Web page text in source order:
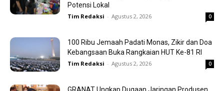
Potensi Lokal
Tim Redaksi - Agustus 2, 2026 0
100 Ribu Jemaah Padati Monas, Zikir dan Doa
Kebangsaan Buka Rangkaian HUT Ke-81 RI
Tim Redaksi - Agustus 2, 2026 0
GRANAT Ungkap Dugaan Jaringan Produsen